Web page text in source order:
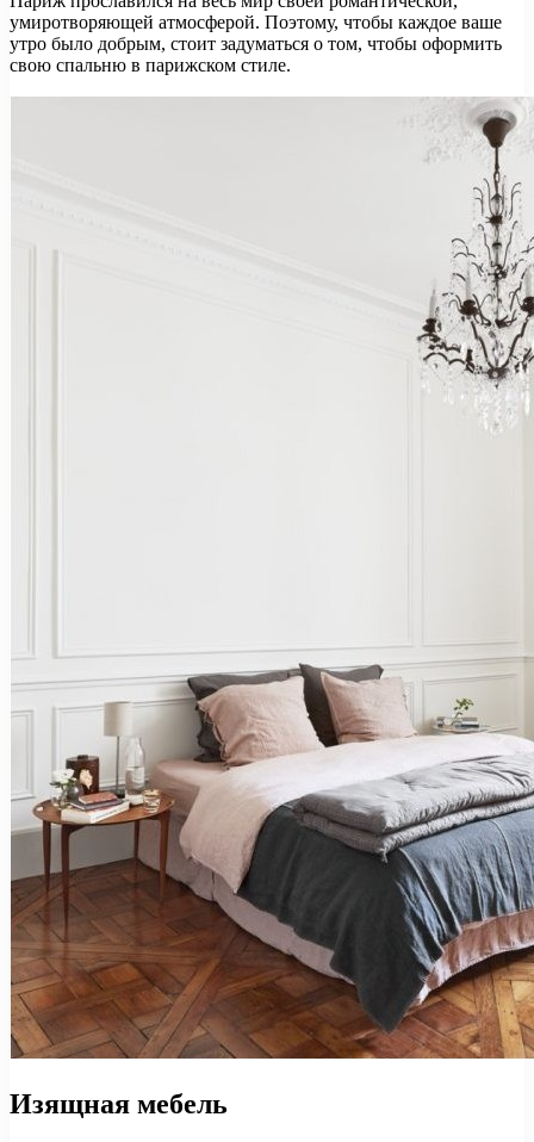
умиротворяющей атмосферой. Поэтому, чтобы каждое ваше
утро было добрым, стоит задуматься о том, чтобы оформить
свою спальню в парижском стиле.
Изящная мебель